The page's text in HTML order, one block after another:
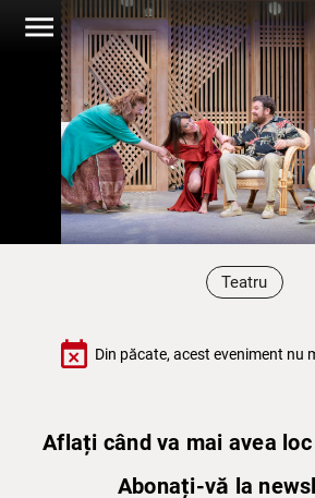
menu
Teatru
event_busy Din păcate, acest eveniment nu
Aflați când va mai avea
Abonați-vă la